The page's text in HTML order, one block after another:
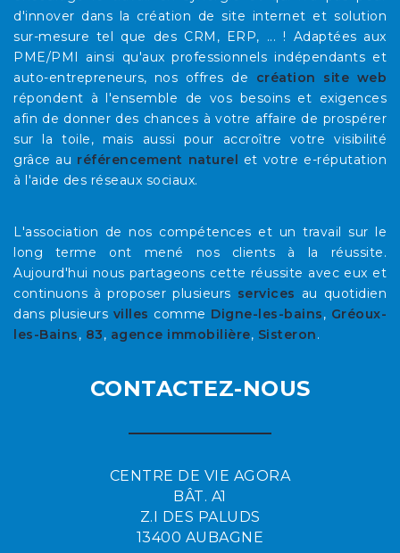
d'innover dans la création de site internet et solution
sur-mesure tel que des CRM, ERP, ... ! Adaptées aux
PME/PMI ainsi qu'aux professionnels indépendants et
auto-entrepreneurs, nos offres de création site web
répondent à l'ensemble de vos besoins et exigences
afin de donner des chances à votre affaire de prospérer
sur la toile, mais aussi pour accroître votre visibilité
grâce au référencement naturel et votre e-réputation
à l'aide des réseaux sociaux.
L'association de nos compétences et un travail sur le
long terme ont mené nos clients à la réussite.
Aujourd'hui nous partageons cette réussite avec eux et
continuons à proposer plusieurs services au quotidien
dans plusieurs villes comme Digne-les-bains, Gréoux-
les-Bains, 83, agence immobilière, Sisteron.
CONTACTEZ-NOUS
CENTRE DE VIE AGORA
BÂT. A1
Z.I DES PALUDS
13400 AUBAGNE